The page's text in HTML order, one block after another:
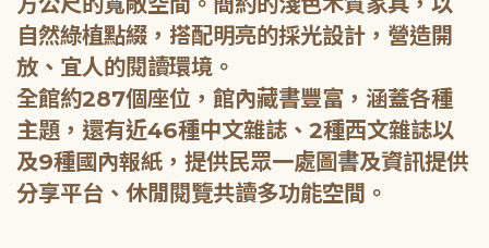
自然綠植點綴，搭配明亮的採光設計，營造開
放、宜人的閱讀環境。
全館約287個座位，館內藏書豐富，涵蓋各種
主題，還有近46種中文雜誌、2種西文雜誌以
及9種國內報紙，提供民眾一處圖書及資訊提供